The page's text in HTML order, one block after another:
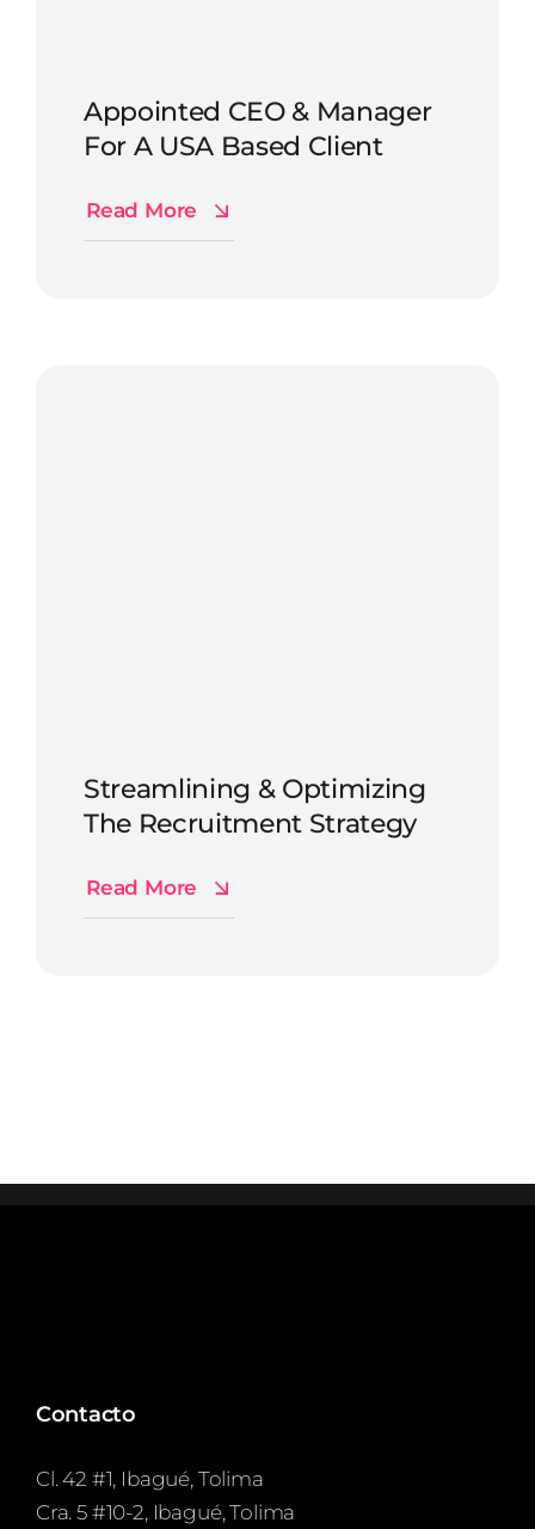
Appointed CEO & Manager
For A USA Based Client
Read More
Streamlining & Optimizing
The Recruitment Strategy
Read More
Contacto
Cl. 42 #1, Ibagué, Tolima
Cra. 5 #10-2, Ibagué, Tolima